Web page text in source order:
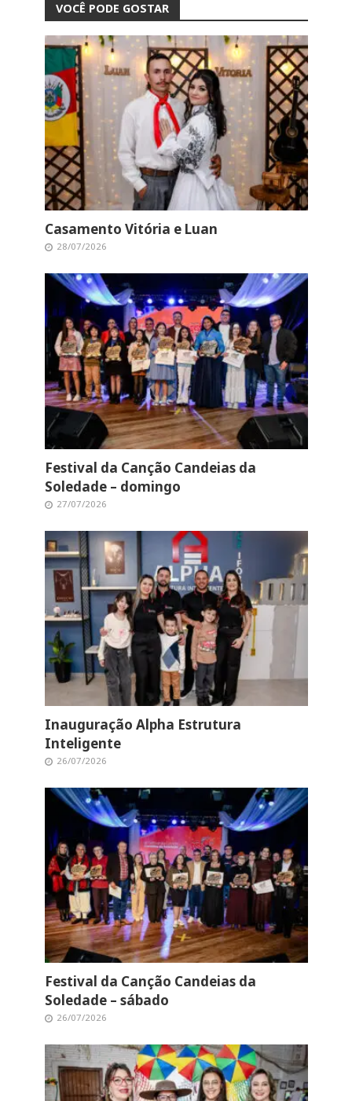
VOCÊ PODE GOSTAR
Casamento Vitória e Luan
28/07/2026
Festival da Canção Candeias da
Soledade – domingo
27/07/2026
Inauguração Alpha Estrutura
Inteligente
26/07/2026
Festival da Canção Candeias da
Soledade – sábado
26/07/2026